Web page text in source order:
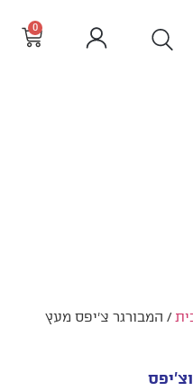
0
/ המבורגר צ'יפס מעץ